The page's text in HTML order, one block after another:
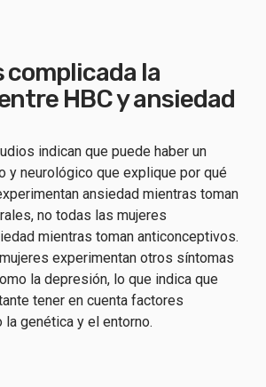
complicada la
HBC y ansiedad
indican que puede haber un
y neurológico que explique por qué
ansiedad mientras toman
no todas las mujeres
mientras toman anticonceptivos.
experimentan otros síntomas
la depresión, lo que indica que
tener en cuenta factores
genética y el entorno.